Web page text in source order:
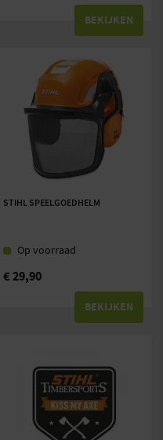
BEKIJKEN
STIHL SPEELGOEDHELM
Op voorraad
€29,90
BEKIJKEN